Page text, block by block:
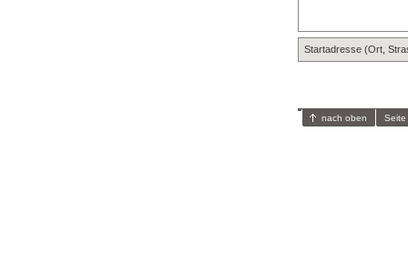
Startadresse (Ort,
nach oben Seite